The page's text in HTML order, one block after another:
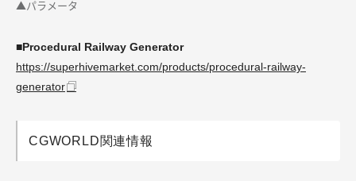
▲パラメータ
■Procedural Railway Generator
https://superhivemarket.com/products/procedural-railway-
generator
CGWORLD関連情報